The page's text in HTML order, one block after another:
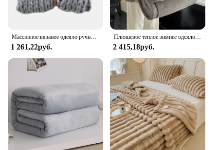
1 261,22руб.
Плюшевое теплое зимнее одеяло класса А, коралловый флис, фланелевые мягкие толстые одеяла для дивана, одинарная, двойная, пара, пушистый чехол для дивана
2 415,18руб.